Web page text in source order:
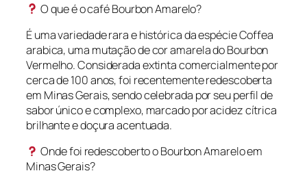
O que é o café Bourbon Amarelo?
É uma variedade rara e histórica da espécie Coffea
arabica, uma mutação de cor amarela do Bourbon
Vermelho. Considerada extinta comercialmente por
cerca de 100 anos, foi recentemente redescoberta
em Minas Gerais, sendo celebrada por seu perfil de
sabor único e complexo, marcado por acidez cítrica
brilhante e doçura acentuada.
Onde foi redescoberto o Bourbon Amarelo em
Minas Gerais?